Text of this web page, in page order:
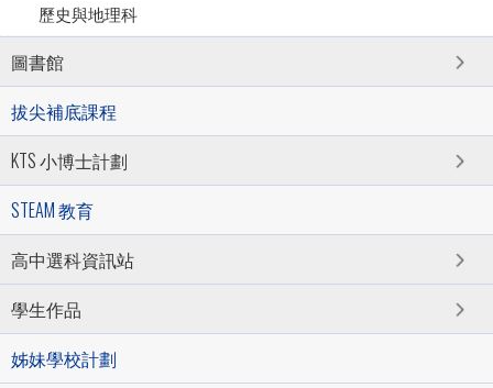
歷史與地理科
圖書館
拔尖補底課程
KTS 小博士計劃
STEAM 教育
高中選科資訊站
學生作品
姊妹學校計劃